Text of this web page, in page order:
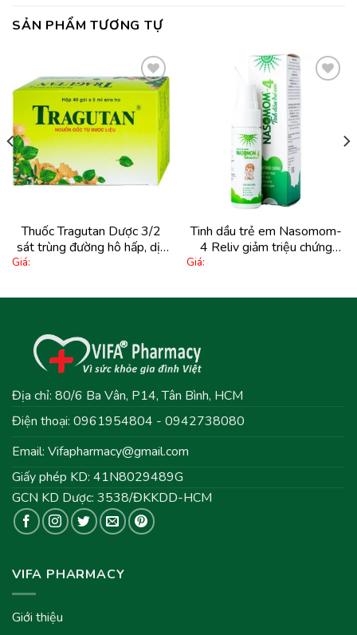
SẢN PHẨM TƯƠNG TỰ
Thêm
vào
yêu
thích
Thuốc Tragutan Dược 3/2
sát trùng đường hô hấp, dịu
Giá:
Tinh dầu trẻ em Nasomom-
4 Reliv giảm triệu chứng
nghẹt mũi, sổ mũi, khò khè,
Giá:
Địa chỉ: 80/6 Ba Vân, P14, Tân Bình, HCM
Điện thoại: 0961954804 - 0942738080
Email: Vifapharmacy@gmail.com
Giấy phép KD: 41N8029489G
GCN KD Dược: 3538/ĐKKDD-HCM
VIFA PHARMACY
Giới thiệu